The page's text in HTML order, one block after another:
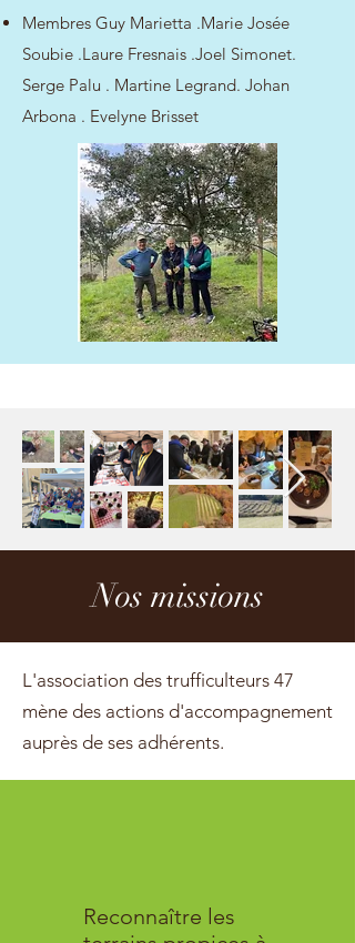
Membres Guy Marietta .Marie Josée
Soubie .Laure Fresnais .Joel Simonet.
Serge Palu . Martine Legrand. Johan
Arbona . Evelyne Brisset
Nos missions
L'association des trufficulteurs 47
mène des actions d'accompagnement
auprès de ses adhérents.
Reconnaître les